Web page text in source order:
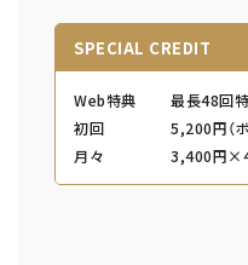
SPECIAL CREDIT
Web特典
最長48回
初回
5,200円（
月々
3,400円